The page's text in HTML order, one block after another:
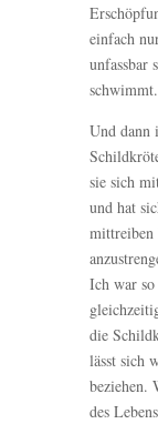
einfach
unfassbar
schwimmt.
Und dann
sie sich
und hat
mittreiben
Ich war
die
lässt sich
beziehen.
des